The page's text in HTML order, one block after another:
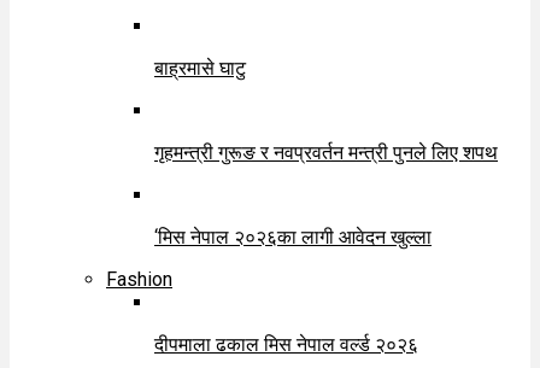
बाह्रमासे घाटु
गृहमन्त्री गुरूङ र नवप्रवर्तन मन्त्री पुनले लिए शपथ
‘मिस नेपाल २०२६का लागी आवेदन खुल्ला
Fashion
दीपमाला ढकाल मिस नेपाल वर्ल्ड २०२६